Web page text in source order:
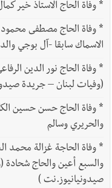
*وفاة الحاج الاستاذ خير كمال
*
الاسماك سابقا -آل بوجي
*
(وفيات لبنان – جريدة
*
والحريري وسالم
*
والسبع أعين والحاج
صيدونيانيوز.نت )